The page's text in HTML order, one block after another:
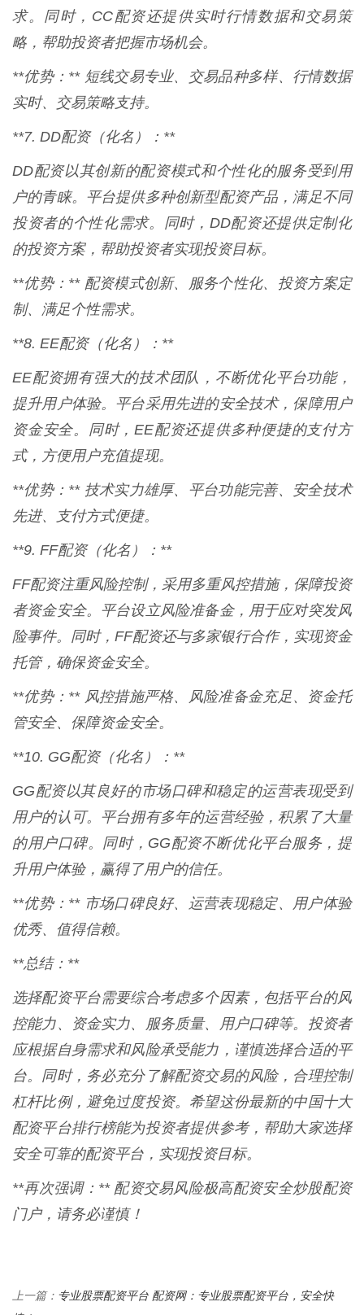
求。同时，CC配资还提供实时行情数据和交易策
略，帮助投资者把握市场机会。
**优势：** 短线交易专业、交易品种多样、行情数据
实时、交易策略支持。
**7. DD配资（化名）：**
DD配资以其创新的配资模式和个性化的服务受到用
户的青睐。平台提供多种创新型配资产品，满足不同
投资者的个性化需求。同时，DD配资还提供定制化
的投资方案，帮助投资者实现投资目标。
**优势：** 配资模式创新、服务个性化、投资方案定
制、满足个性需求。
**8. EE配资（化名）：**
EE配资拥有强大的技术团队，不断优化平台功能，
提升用户体验。平台采用先进的安全技术，保障用户
资金安全。同时，EE配资还提供多种便捷的支付方
式，方便用户充值提现。
**优势：** 技术实力雄厚、平台功能完善、安全技术
先进、支付方式便捷。
**9. FF配资（化名）：**
FF配资注重风险控制，采用多重风控措施，保障投资
者资金安全。平台设立风险准备金，用于应对突发风
险事件。同时，FF配资还与多家银行合作，实现资金
托管，确保资金安全。
**优势：** 风控措施严格、风险准备金充足、资金托
管安全、保障资金安全。
**10. GG配资（化名）：**
GG配资以其良好的市场口碑和稳定的运营表现受到
用户的认可。平台拥有多年的运营经验，积累了大量
的用户口碑。同时，GG配资不断优化平台服务，提
升用户体验，赢得了用户的信任。
**优势：** 市场口碑良好、运营表现稳定、用户体验
优秀、值得信赖。
**总结：**
选择配资平台需要综合考虑多个因素，包括平台的风
控能力、资金实力、服务质量、用户口碑等。投资者
应根据自身需求和风险承受能力，谨慎选择合适的平
台。同时，务必充分了解配资交易的风险，合理控制
杠杆比例，避免过度投资。希望这份最新的中国十大
配资平台排行榜能为投资者提供参考，帮助大家选择
安全可靠的配资平台，实现投资目标。
**再次强调：** 配资交易风险极高配资安全炒股配资
门户，请务必谨慎！
上一篇： 专业股票配资平台 配资网：专业股票配资平台，安全快